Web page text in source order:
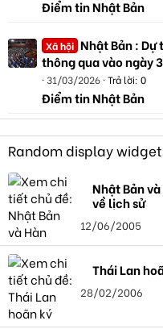
Điểm tin Nhật Bản
Xã hội Nhật Bản :
thông qua vào ngày
31/03/2026 Trả lời: 0
Điểm tin Nhật Bản
Random display widget
Nhật Bản
về lịch sử
12/06/2005
Thái Lan
28/02/2006